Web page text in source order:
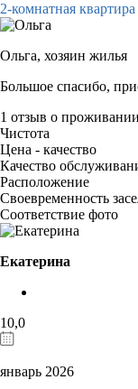
2-комнатная квартира
Ольга, хозяин жилья
Большое спасибо,
1 отзыв о
Чистота
Цена - качество
Качество
Расположение
Своевременность
Соответствие фото
Екатерина
10,0
январь 2026